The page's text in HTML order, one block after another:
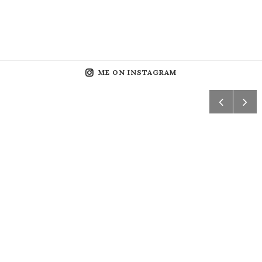
ME ON INSTAGRAM